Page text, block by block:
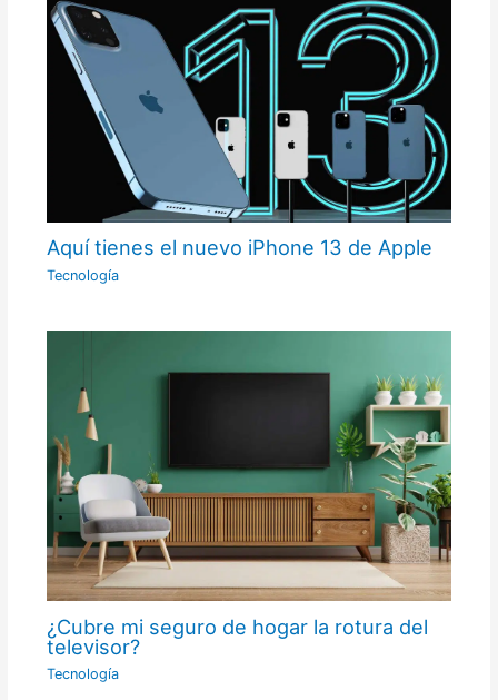
Aquí tienes el nuevo iPhone 13 de Apple
Tecnología
¿Cubre mi seguro de hogar la rotura del
televisor?
Tecnología